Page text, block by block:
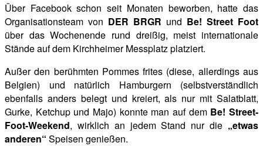
Über Facebook schon seit Monaten beworben, hatte das
Organisationsteam von DER BRGR und Be! Street Foot
über das Wochenende rund dreißig, meist internationale
Stände auf dem Kirchheimer Messplatz platziert.
Außer den berühmten Pommes frites (diese, allerdings aus
Belgien) und natürlich Hamburgern (selbstverständlich
ebenfalls anders belegt und kreiert, als nur mit Salatblatt,
Gurke, Ketchup und Majo) konnte man auf dem Be! Street-
Foot-Weekend, wirklich an jedem Stand nur die „etwas
anderen“ Speisen genießen.